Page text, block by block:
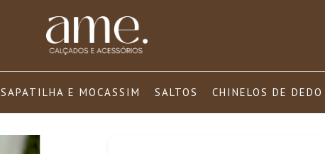
SAPATILHA E MOCASSIM SALTOS CHINELOS DE DEDO